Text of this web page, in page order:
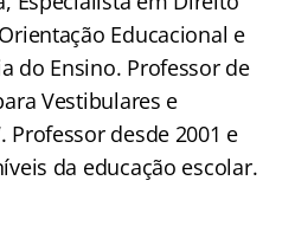
Educacional e
do Ensino. Professor de
Vestibulares e
Professor desde 2001 e
da educação escolar.